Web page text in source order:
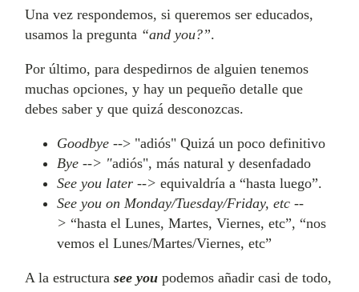
Una vez respondemos, si queremos ser educados,
usamos la pregunta “and you?”.
Por último, para despedirnos de alguien tenemos
muchas opciones, y hay un pequeño detalle que
debes saber y que quizá desconozcas.
Goodbye --> "adiós" Quizá un poco definitivo
Bye --> "adiós", más natural y desenfadado
See you later --> equivaldría a “hasta luego”.
See you on Monday/Tuesday/Friday, etc --
> “hasta el Lunes, Martes, Viernes, etc”, “nos
vemos el Lunes/Martes/Viernes, etc”
A la estructurasee you podemos añadir casi de todo,